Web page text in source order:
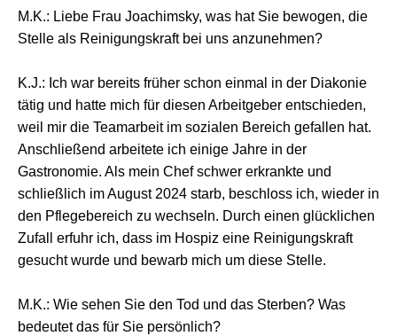
M.K.: Liebe Frau Joachimsky, was hat Sie bewogen, die
Stelle als Reinigungskraft bei uns anzunehmen?
K.J.: Ich war bereits früher schon einmal in der Diakonie
tätig und hatte mich für diesen Arbeitgeber entschieden,
weil mir die Teamarbeit im sozialen Bereich gefallen hat.
Anschließend arbeitete ich einige Jahre in der
Gastronomie. Als mein Chef schwer erkrankte und
schließlich im August 2024 starb, beschloss ich, wieder in
den Pflegebereich zu wechseln. Durch einen glücklichen
Zufall erfuhr ich, dass im Hospiz eine Reinigungskraft
gesucht wurde und bewarb mich um diese Stelle.
M.K.: Wie sehen Sie den Tod und das Sterben? Was
bedeutet das für Sie persönlich?